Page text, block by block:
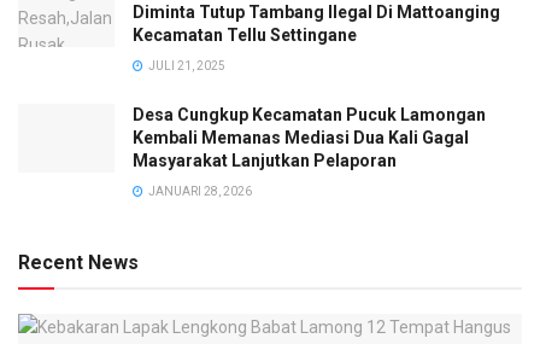
Diminta Tutup Tambang Ilegal Di Mattoanging
Kecamatan Tellu Settingane
JULI 21, 2025
Desa Cungkup Kecamatan Pucuk Lamongan
Kembali Memanas Mediasi Dua Kali Gagal
Masyarakat Lanjutkan Pelaporan
JANUARI 28, 2026
Recent News